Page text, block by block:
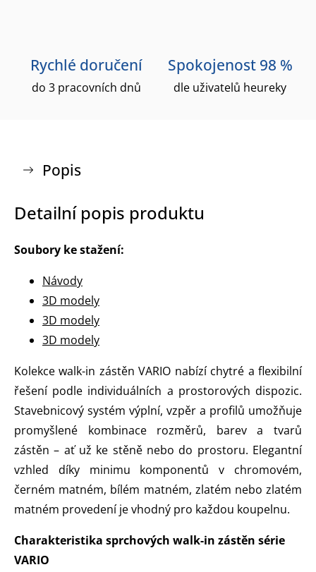
Rychlé doručení
do 3 pracovních dnů
Spokojenost 98 %
dle uživatelů heureky
Popis
Detailní popis produktu
Soubory ke stažení:
Návody
3D modely
3D modely
3D modely
Kolekce walk-in zástěn VARIO nabízí chytré a flexibilní
řešení podle individuálních a prostorových dispozic.
Stavebnicový systém výplní, vzpěr a profilů umožňuje
promyšlené kombinace rozměrů, barev a tvarů
zástěn – ať už ke stěně nebo do prostoru. Elegantní
vzhled díky minimu komponentů v chromovém,
černém matném, bílém matném, zlatém nebo zlatém
matném provedení je vhodný pro každou koupelnu.
Charakteristika sprchových walk-in zástěn série
VARIO